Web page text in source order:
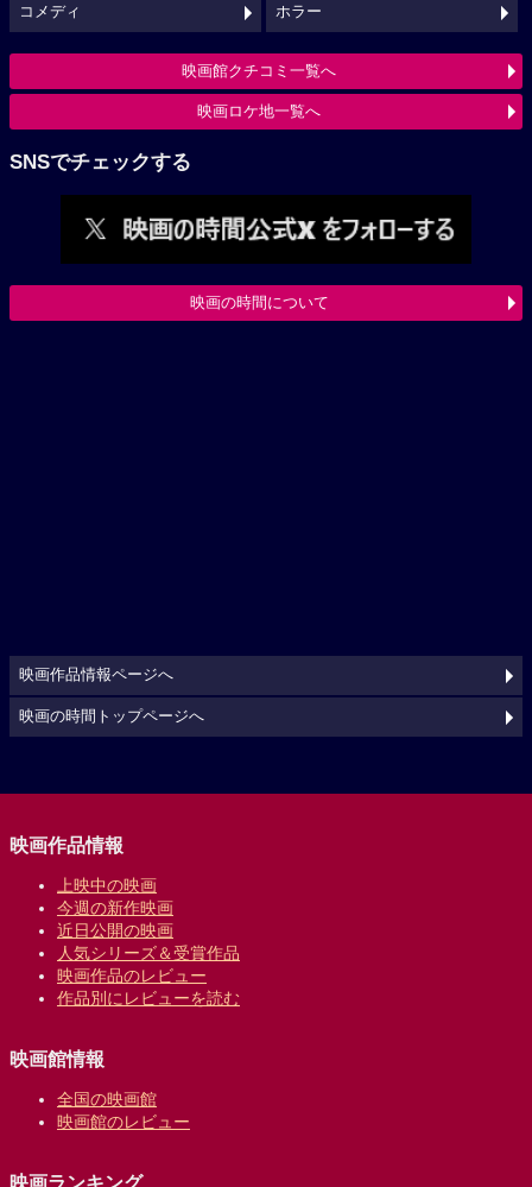
コメディ ホラー
映画館クチコミ一覧へ
映画ロケ地一覧へ
SNSでチェックする
映画の時間について
映画作品情報ページへ
映画の時間トップページへ
映画作品情報
上映中の映画
今週の新作映画
近日公開の映画
人気シリーズ＆受賞作品
映画作品のレビュー
作品別にレビューを読む
映画館情報
全国の映画館
映画館のレビュー
映画ランキング